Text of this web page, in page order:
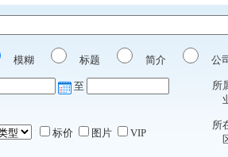
模糊 标题 简介 公
至
所
标价 图片 VIP
所